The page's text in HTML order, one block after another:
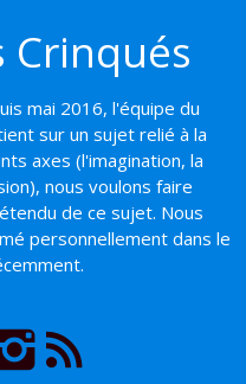
Crinqués
mai 2016, l'équipe du
sur un sujet relié à la
axes (l'imagination, la
nous voulons faire
de ce sujet. Nous
personnellement dans le